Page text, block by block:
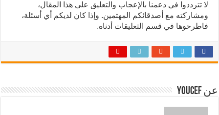
لا تترددوا في دعمنا بالإعجاب والتعليق على هذا المقال،
ومشاركته مع أصدقائكم المهتمين. وإذا كان لديكم أي أسئلة،
فاطرحوها في قسم التعليقات أدناه.
عن Youcef